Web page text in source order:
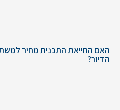
האם החייאת התכנית מחיר
הדיור?